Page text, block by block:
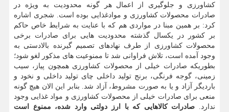
كشاورزی و جلوگیری از اعمال هر گونه محدودیت به ویژه در
صادرات محصولات كشاورزی و موادغذایی بوده است. شجری اشاره
كرد: بر همین مبنا در مواردی هم كه با عنایت به شرایط خاص حاكم
بر كشور در یكسال گذشته محدودیت هایی برای صادرات برخی
محصولات كشاورزی از طرف نهادهای تصمیم گیرنده بالادستی به
وجود آمده است، تلاش فراوانی شد تا ممنوعیت های مذكور لغو شود؛
بطوریكه صادرات خیلی از محصولات كشاورزی همچون پیاز، سیب
زمینی، گوجه فرنگی، برنج تولید داخلی چای تولید داخلی و نخود و
باردیگر آزاد و یا به صورت مشروط، آزاد شد. بنابر این الان هیچ گونه
منعی برای صادرات خیلی از محصولات كشاورزی و مواد غذایی وجود
ندارد. صادرات كالاهایی كه با ارز دولتی وارد شده، ممنوع است